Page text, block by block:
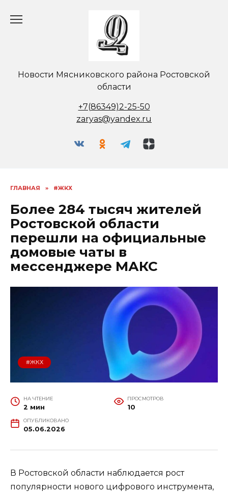
Новости Мясниковского района Ростовской
области
+7(86349)2-25-50
zaryas@yandex.ru
ГЛАВНАЯ » #ЖКХ
Более 284 тысяч жителей
Ростовской области
перешли на официальные
домовые чаты в
мессенджере МАКС
#ЖКХ
НА ЧТЕНИЕ
2 мин
ПРОСМОТРОВ
10
ОПУБЛИКОВАНО
05.06.2026
В Ростовской области наблюдается рост
популярности нового цифрового инструмента,